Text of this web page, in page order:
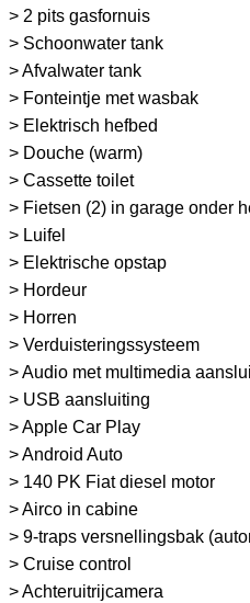
> 2 pits gasfornuis
> Schoonwater tank
> Afvalwater tank
> Fonteintje met wasbak
> Elektrisch hefbed
> Douche (warm)
> Cassette toilet
> Fietsen (2) in garage onder
> Luifel
> Elektrische opstap
> Hordeur
> Horren
> Verduisteringssysteem
> Audio met multimedia
> USB aansluiting
> Apple Car Play
> Android Auto
> 140 PK Fiat diesel motor
> Airco in cabine
> 9-traps versnellingsbak
> Cruise control
> Achteruitrijcamera